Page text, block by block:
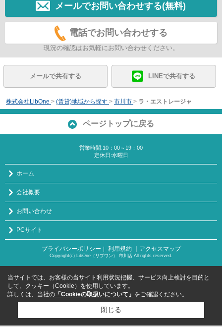
メールでお問い合わせする(無料)
電話でお問い合わせする
現況の確認はお気軽にお問い合わせください。
メールで共有する LINEで共有する
株式会社LibOne > (賃貸)地域から探す > 市川市 > ラ・エストレージャ
ページトップに戻る
営業時間:10：00～19：00
定休日:水曜日
ホーム
会社概要
お問い合わせ
PCサイト
プライバシーポリシー 利用規約 ｜アクセスマップ
Copyright(c) LibOne（リブワン） 市川店 All rights reserved.
当サイトでは、お客様の当サイト利用状況把握、サービス向上検討を目的と
して、クッキー（Cookie）を使用しています。
詳しくは、当社の 「Cookieの取扱いについて」 をご確認ください。
閉じる